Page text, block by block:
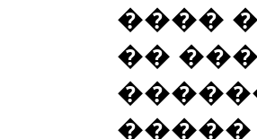
����
��
�����